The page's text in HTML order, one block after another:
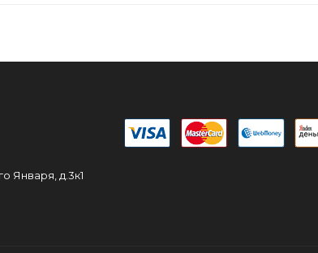
Января, д.3к1